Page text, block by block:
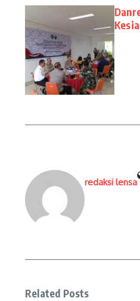
redaksi lensa
Related Posts